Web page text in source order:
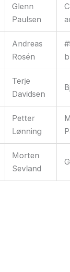
Glenn
Paulsen
Andreas
Rosén
Terje
Davidsen
Petter
Lønning
Morten
Sevland